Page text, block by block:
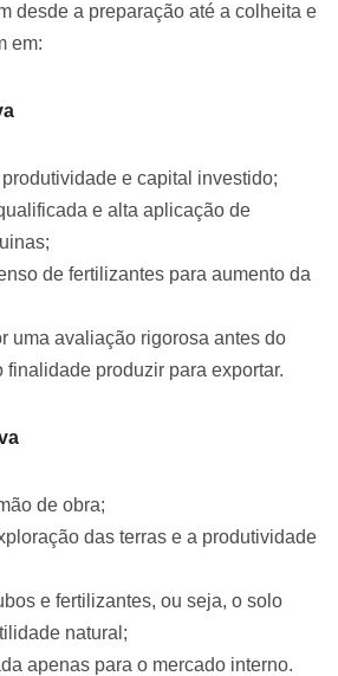
desde a preparação até a colheita e
em:
e capital investido;
e alta aplicação de
de fertilizantes para aumento da
uma avaliação rigorosa antes do
finalidade produzir para exportar.
de obra;
das terras e a produtividade
e fertilizantes, ou seja, o solo
natural;
apenas para o mercado interno.